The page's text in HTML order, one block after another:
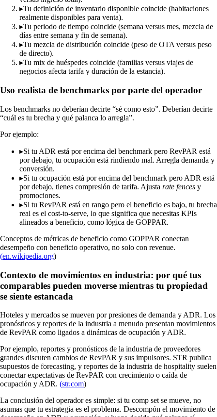
▸Tu definición de inventario disponible coincide (habitaciones
realmente disponibles para venta).
▸Tu periodo de tiempo coincide (semana versus mes, mezcla de
días entre semana y fin de semana).
▸Tu mezcla de distribución coincide (peso de OTA versus peso
de directo).
▸Tu mix de huéspedes coincide (familias versus viajes de
negocios afecta tarifa y duración de la estancia).
Uso realista de benchmarks por parte del operador
Los benchmarks no deberían decirte “sé como esto”. Deberían decirte
“cuál es tu brecha y qué palanca lo arregla”.
Por ejemplo:
▸Si tu ADR está por encima del benchmark pero RevPAR está
por debajo, tu ocupación está rindiendo mal. Arregla demanda y
conversión.
▸Si tu ocupación está por encima del benchmark pero ADR está
por debajo, tienes compresión de tarifa. Ajusta rate fences y
promociones.
▸Si tu RevPAR está en rango pero el beneficio es bajo, tu brecha
real es el cost-to-serve, lo que significa que necesitas KPIs
alineados a beneficio, como lógica de GOPPAR.
Conceptos de métricas de beneficio como GOPPAR conectan
desempeño con beneficio operativo, no solo con revenue.
(en.wikipedia.org)
Contexto de movimientos en industria: por qué tus
comparables pueden moverse mientras tu propiedad
se siente estancada
Hoteles y mercados se mueven por presiones de demanda y ADR. Los
pronósticos y reportes de la industria a menudo presentan movimientos
de RevPAR como ligados a dinámicas de ocupación y ADR.
Por ejemplo, reportes y pronósticos de la industria de proveedores
grandes discuten cambios de RevPAR y sus impulsores. STR publica
supuestos de forecasting, y reportes de la industria de hospitality suelen
conectar expectativas de RevPAR con crecimiento o caída de
ocupación y ADR. (str.com)
La conclusión del operador es simple: si tu comp set se mueve, no
asumas que tu estrategia es el problema. Descompón el movimiento de